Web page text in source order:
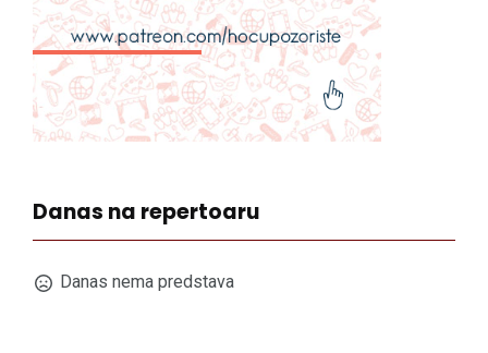
Danas na repertoaru
Danas nema predstava